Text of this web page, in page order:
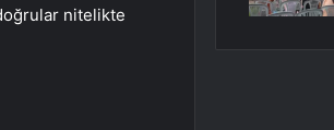
nitelikte